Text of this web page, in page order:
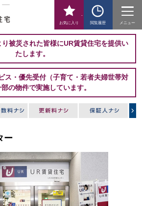
お気に入り
-
閲覧履歴
メニュー
被災された皆様にUR賃貸住宅を提供い
たします。
ス・優先受付（子育て・若者夫婦世帯対
の物件で実施しています。
ー